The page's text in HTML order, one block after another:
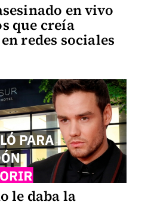
en vivo
que creía
redes sociales
le daba la